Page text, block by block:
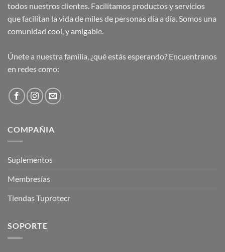
todos nuestros clientes. Facilitamos productos y servicios
que facilitan la vida de miles de personas día a día. Somos una
comunidad cool, y amigable.
Únete a nuestra familia, ¿qué estás esperando? Encuentranos
en redes como:
COMPAÑIA
Suplementos
Membresías
Tiendas Tuprotecr
SOPORTE